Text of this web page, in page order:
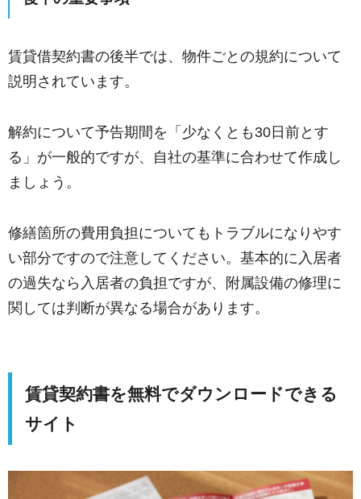
賃貸借契約書の後半では、物件ごとの規約について
説明されています。
解約について予告期間を「少なくとも30日前とす
る」が一般的ですが、自社の基準に合わせて作成し
ましょう。
修繕箇所の費用負担についてもトラブルになりやす
い部分ですので注意してください。基本的に入居者
の過失なら入居者の負担ですが、附属設備の修理に
関しては判断が異なる場合があります。
賃貸契約書を無料でダウンロードできる
サイト